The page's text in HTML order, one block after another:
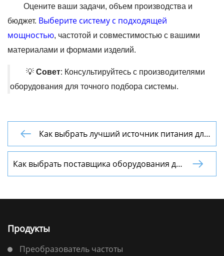
Оцените ваши задачи, объем производства и
бюджет. Выберите систему с подходящей
мощностью, частотой и совместимостью с вашими
материалами и формами изделий.
💡 Совет: Консультируйтесь с производителями
оборудования для точного подбора системы.

Как выбрать лучший источник питания для
индукционного нагрева
Как выбрать поставщика оборудования для
пайки?

Продукты
Преобразователь частоты